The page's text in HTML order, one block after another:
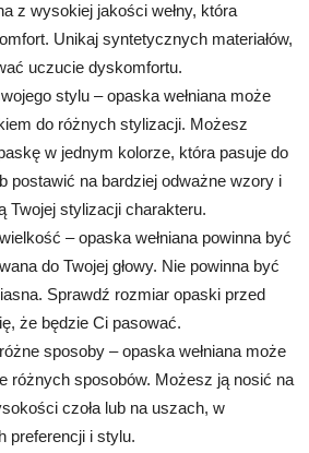
z wysokiej jakości wełny, która
Unikaj syntetycznych materiałów,
uczucie dyskomfortu.
stylu – opaska wełniana może
do różnych stylizacji. Możesz
w jednym kolorze, która pasuje do
postawić na bardziej odważne wzory i
Twojej stylizacji charakteru.
– opaska wełniana powinna być
do Twojej głowy. Nie powinna być
Sprawdź rozmiar opaski przed
że będzie Ci pasować.
sposoby – opaska wełniana może
różnych sposobów. Możesz ją nosić na
czoła lub na uszach, w
preferencji i stylu.